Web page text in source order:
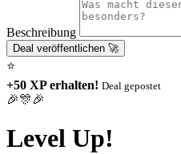
Beschreibung
Deal veröffentlichen 🚀
⭐
+50 XP erhalten! Deal gepostet
🎉🎊🎉
Level Up!